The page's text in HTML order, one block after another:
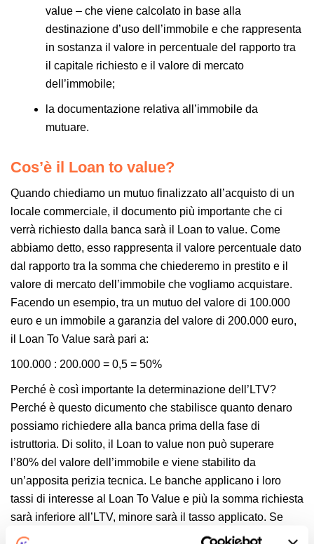
value – che viene calcolato in base alla
destinazione d’uso dell’immobile e che rappresenta
in sostanza il valore in percentuale del rapporto tra
il capitale richiesto e il valore di mercato
dell’immobile;
la documentazione relativa all’immobile da
mutuare.
Cos’è il Loan to value?
Quando chiediamo un mutuo finalizzato all’acquisto di un
locale commerciale, il documento più importante che ci
verrà richiesto dalla banca sarà il
Loan to value. Come
abbiamo detto, esso rappresenta il valore percentuale dato
dal rapporto tra la somma che chiederemo in prestito e il
valore di mercato dell’immobile che vogliamo acquistare.
Facendo un esempio, tra un mutuo del valore di 100.000
euro e un immobile a garanzia del valore di 200.000 euro,
il
Loan To Value sarà pari a:
100.000 : 200.000 = 0,5 = 50%
Perché è così importante la determinazione dell’LTV?
Perché è questo dicumento che stabilisce quanto denaro
possiamo richiedere alla banca prima della fase di
istruttoria. Di solito, il
Loan to value non può superare
l’80% del valore dell’immobile e viene stabilito da
un’apposita perizia tecnica. Le banche applicano i loro
tassi di interesse al
Loan To Value e più la somma richiesta
sarà inferiore all’LTV, minore sarà il tasso applicato. Se
l’LTV è basso, l’istituto di credito non dovrà preoccuparsi di